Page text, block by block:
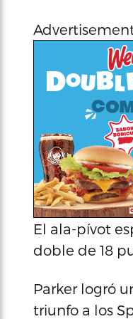
El ala-pívot
doble de 18
Parker logró
triunfo a los